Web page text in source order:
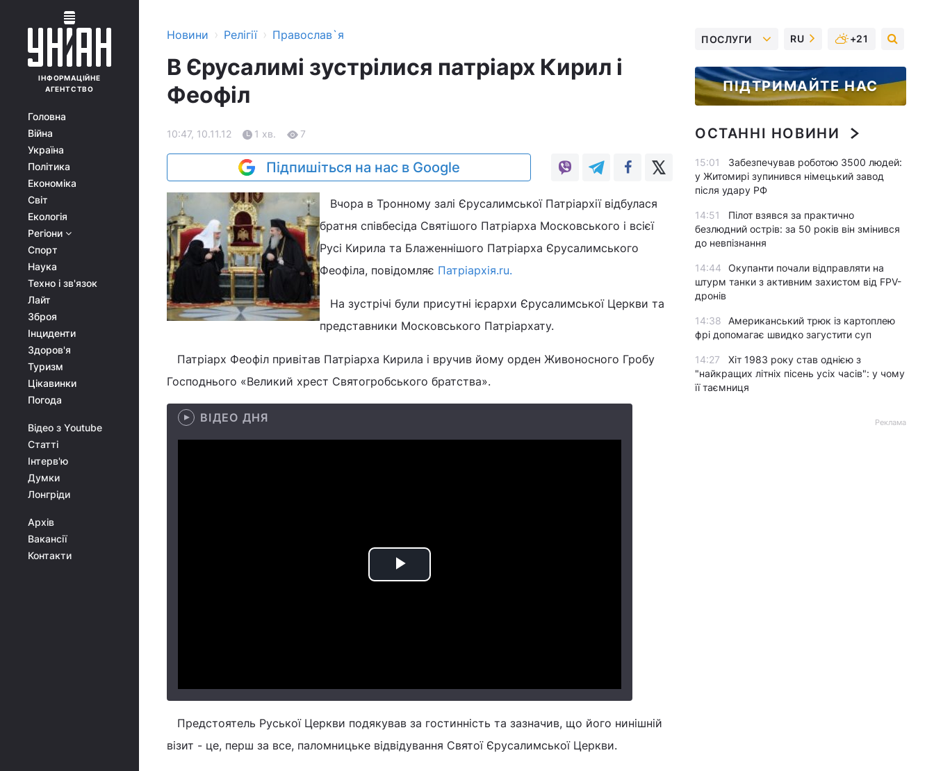
ІНФОРМАЦІЙНЕ
АГЕНТСТВО
Головна
Війна
Україна
Політика
Економіка
Світ
Екологія
Регіони
Спорт
Наука
Техно і зв'язок
Лайт
Зброя
Інциденти
Здоров'я
Туризм
Цікавинки
Погода
Відео з Youtube
Статті
Інтерв'ю
Думки
Лонгріди
Архів
Вакансії
Контакти
Новини › Релігії › Православ`я
В Єрусалимі зустрілися патріарх Кирил і
Феофіл
10:47, 10.11.12 1 хв. 7
Підпишіться на нас в Google
Вчора в Тронному залі Єрусалимської Патріархії відбулася
братня співбесіда Святішого Патріарха Московського і всієї
Русі Кирила та Блаженнішого Патріарха Єрусалимського
Феофіла, повідомляє Патріархія.ru.
На зустрічі були присутні ієрархи Єрусалимської Церкви та
представники Московського Патріархату.
Патріарх Феофіл привітав Патріарха Кирила і вручив йому орден Живоносного Гробу
Господнього «Великий хрест Святогробського братства».
ВІДЕО ДНЯ
Play
Предстоятель Руської Церкви подякував за гостинність та зазначив, що його нинішній
візит - це, перш за все, паломницьке відвідування Святої Єрусалимської Церкви.
ПОСЛУГИ RU +21
ПІДТРИМАЙТЕ НАС
ОСТАННІ НОВИНИ
15:01
Забезпечував роботою 3500 людей:
у Житомирі зупинився німецький завод
після удару РФ
14:51
Пілот взявся за практично
безлюдний острів: за 50 років він змінився
до невпізнання
14:44
Окупанти почали відправляти на
штурм танки з активним захистом від FPV-
дронів
14:38
Американський трюк із картоплею
фрі допомагає швидко загустити суп
14:27
Хіт 1983 року став однією з
"найкращих літніх пісень усіх часів": у чому
її таємниця
Реклама